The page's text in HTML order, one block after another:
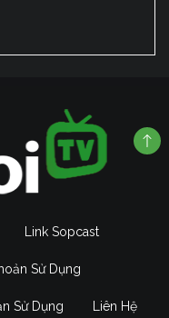
Link Sopcast
Sử Dụng
Sử Dụng Liên Hệ